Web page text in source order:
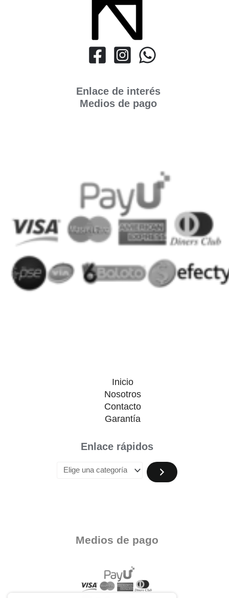
Enlace de interés
Medios de pago
Inicio
Nosotros
Contacto
Garantía
Enlace rápidos
Medios de pago